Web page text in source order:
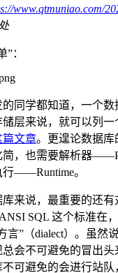
www.qtmuniao.com/
：
同学都知道，一个
层来说，就可以列
篇文章。更遑论数据
简，也需要解析器
——Runtime。
来说，最重要的还有
SQL 这个标准在
言”（dialect）。虽然
会不可避免的冒出头
可避免的会进行站队